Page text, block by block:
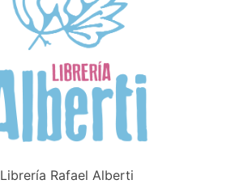
Librería Rafael Alberti